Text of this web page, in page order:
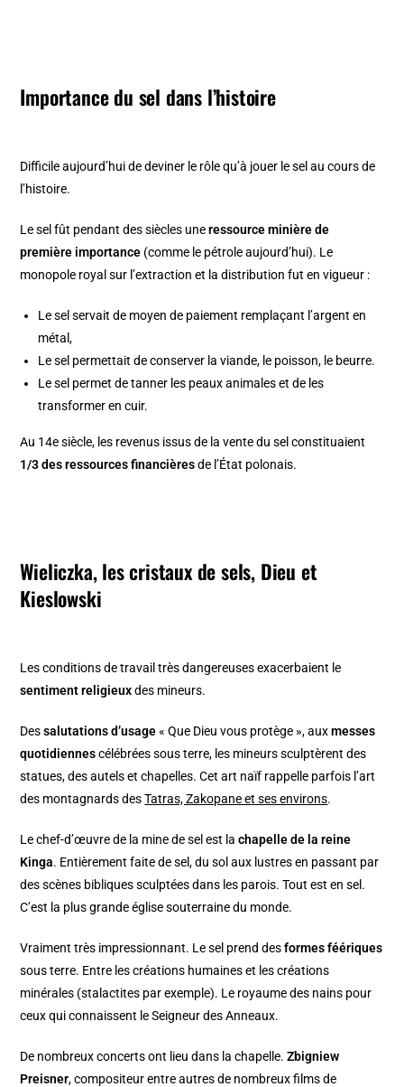
Importance du sel dans l’histoire
Difficile aujourd’hui de deviner le rôle qu’à jouer le sel au cours de
l’histoire.
Le sel fût pendant des siècles uneressource minière de
première importance (comme le pétrole aujourd’hui). Le
monopole royal sur l’extraction et la distribution fut en vigueur :
Le sel servait de moyen de paiement remplaçant l’argent en
métal,
Le sel permettait de conserver la viande, le poisson, le beurre.
Le sel permet de tanner les peaux animales et de les
transformer en cuir.
Au 14e siècle, les revenus issus de la vente du sel constituaient
1/3 des ressources financièresde l’État polonais.
Wieliczka, les cristaux de sels, Dieu et
Kieslowski
Les conditions de travail très dangereuses exacerbaient le
sentiment religieuxdes mineurs.
Dessalutations d’usage« Que Dieu vous protège », auxmesses
quotidiennescélébrées sous terre, les mineurs sculptèrent des
statues, des autels et chapelles. Cet art naïf rappelle parfois l’art
des montagnards desTatras, Zakopane et ses environs.
Le chef-d’œuvre de la mine de sel est lachapelle de la reine
Kinga. Entièrement faite de sel, du sol aux lustres en passant par
des scènes bibliques sculptées dans les parois. Tout est en sel.
C’est la plus grande église souterraine du monde.
Vraiment très impressionnant. Le sel prend desformes féériques
sous terre. Entre les créations humaines et les créations
minérales (stalactites par exemple). Le royaume des nains pour
ceux qui connaissent le Seigneur des Anneaux.
De nombreux concerts ont lieu dans la chapelle.Zbigniew
Preisner, compositeur entre autres de nombreux films de